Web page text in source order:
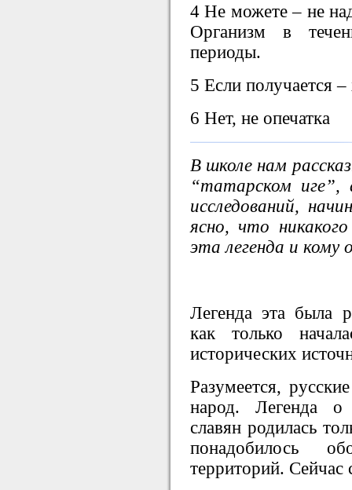
4 Не можете – не
Организм в
периоды.
5 Если получается
6 Нет, не опечатка
В школе нам
“татарском иге”,
исследований,
ясно, что
эта легенда и кому
Легенда эта была
как только
исторических
Разумеется,
народ. Легенда о
славян родилась
понадобилось
территорий. Сейчас